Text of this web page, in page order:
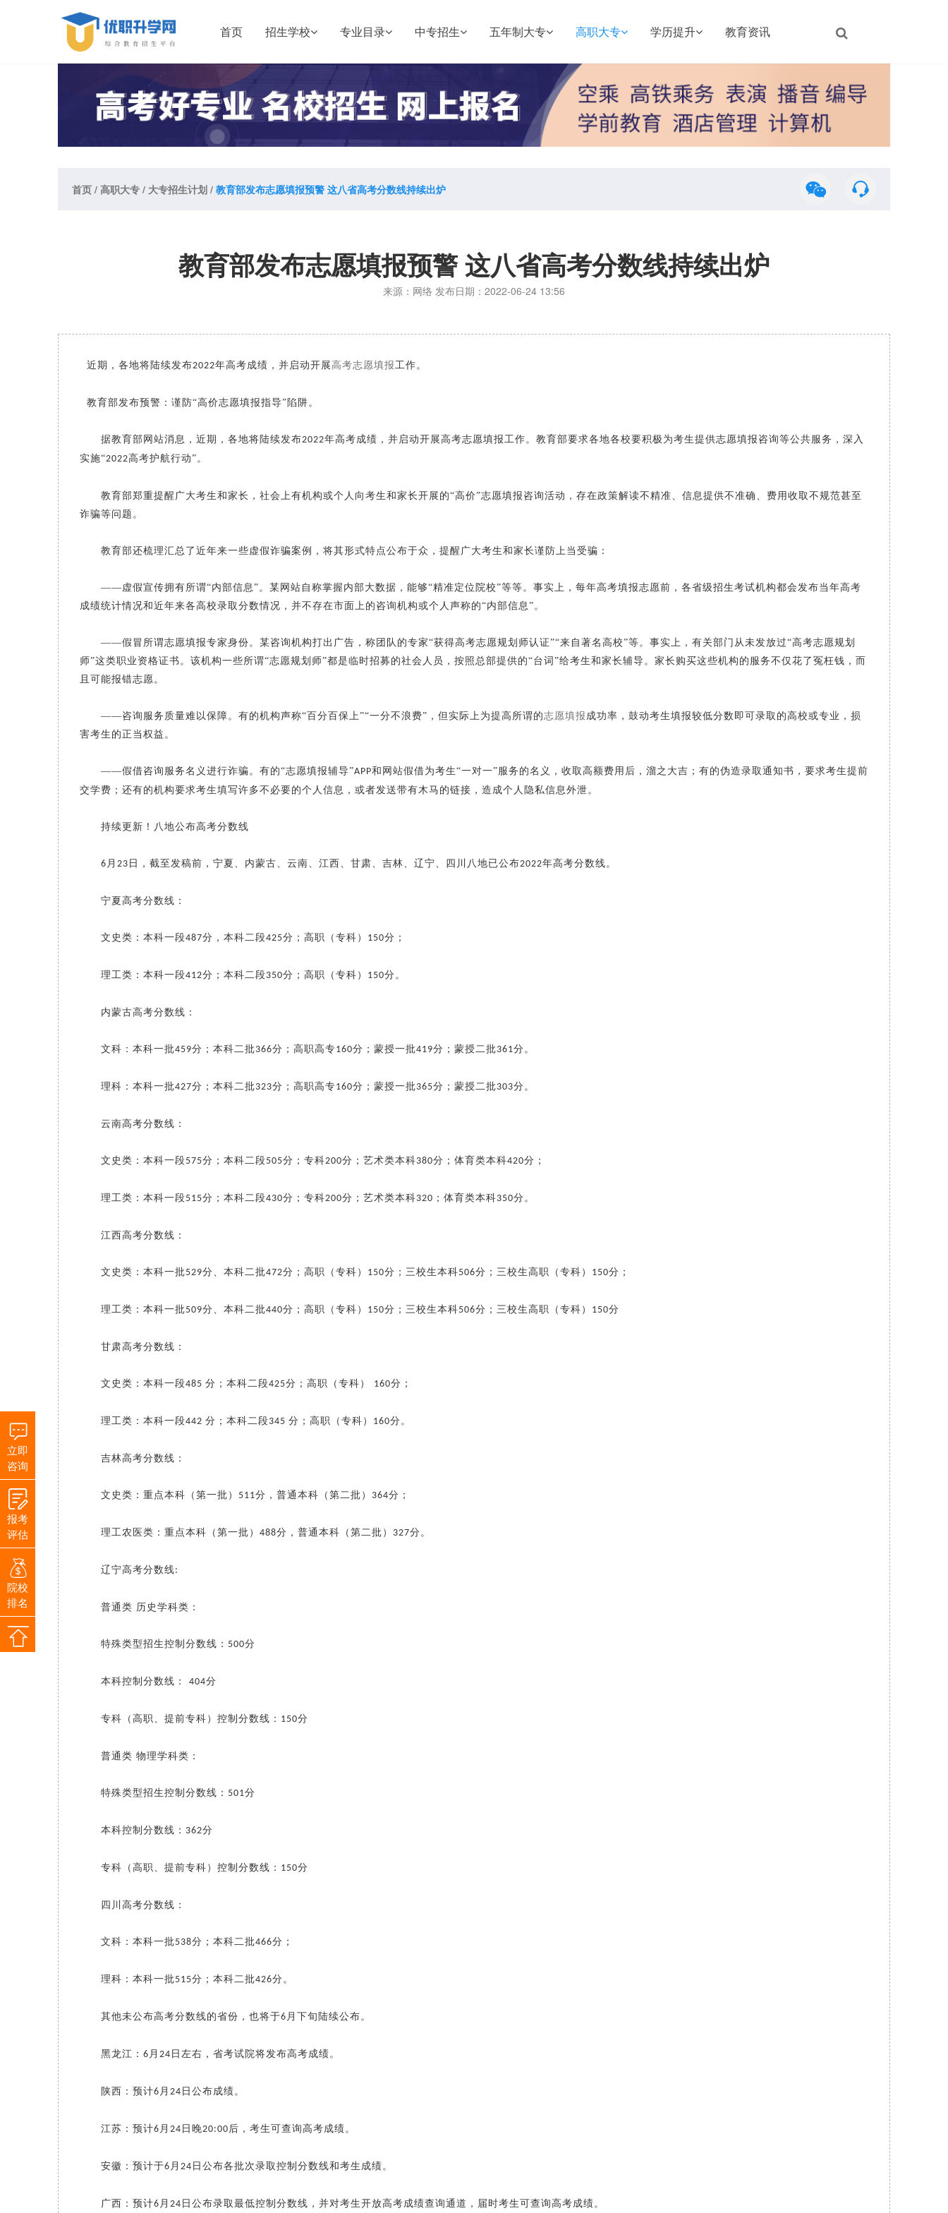
首页 招生学校 专业目录 中专招生 五年制大专 高职大专 学历提升 教育资讯
首页 / 高职大专 / 大专招生计划 / 教育部发布志愿填报预警 这八省高考分数线持续出炉
教育部发布志愿填报预警 这八省高考分数线持续出炉
来源：网络 发布日期：2022-06-24 13:56
近期，各地将陆续发布2022年高考成绩，并启动开展 高考志愿填报工作。
教育部发布预警：谨防“高价志愿填报指导”陷阱。
据教育部网站消息，近期，各地将陆续发布2022年高考成绩，并启动开展高考志愿填报工作。教育部要求各地各校要积极为考生提供志愿填报咨询等公共服务，深入
实施“2022高考护航行动”。
教育部郑重提醒广大考生和家长，社会上有机构或个人向考生和家长开展的“高价”志愿填报咨询活动，存在政策解读不精准、信息提供不准确、费用收取不规范甚至
诈骗等问题。
教育部还梳理汇总了近年来一些虚假诈骗案例，将其形式特点公布于众，提醒广大考生和家长谨防上当受骗：
——虚假宣传拥有所谓“内部信息”。某网站自称掌握内部大数据，能够“精准定位院校”等等。事实上，每年高考填报志愿前，各省级招生考试机构都会发布当年高考
成绩统计情况和近年来各高校录取分数情况，并不存在市面上的咨询机构或个人声称的“内部信息”。
——假冒所谓志愿填报专家身份。某咨询机构打出广告，称团队的专家“获得高考志愿规划师认证”“来自著名高校”等。事实上，有关部门从未发放过“高考志愿规划
师”这类职业资格证书。该机构一些所谓“志愿规划师”都是临时招募的社会人员，按照总部提供的“台词”给考生和家长辅导。家长购买这些机构的服务不仅花了冤枉钱，而
且可能报错志愿。
——咨询服务质量难以保障。有的机构声称“百分百保上”“一分不浪费”，但实际上为提高所谓的志愿填报 成功率，鼓动考生填报较低分数即可录取的高校或专业，损
害考生的正当权益。
——假借咨询服务名义进行诈骗。有的“志愿填报辅导”APP和网站假借为考生“一对一”服务的名义，收取高额费用后，溜之大吉；有的伪造录取通知书，要求考生提前
交学费；还有的机构要求考生填写许多不必要的个人信息，或者发送带有木马的链接，造成个人隐私信息外泄。
持续更新！八地公布高考分数线
6 月 23 日，截至发稿前，宁夏、内蒙古、云南、江西、甘肃、吉林、辽宁、四川八地已公布2022年高考分数线。
宁夏高考分数线：
文史类：本科一段487分，本科二段425分；高职（专科） 150分；
理工类：本科一段412分；本科二段350分；高职（专科） 150分。
内蒙古高考分数线：
文科：本科一批459分；本科二批366分；高职高专160分；蒙授一批419分；蒙授二批361分。
理科：本科一批427分；本科二批323分；高职高专160分；蒙授一批365分；蒙授二批303分。
云南高考分数线：
文史类：本科一段575分；本科二段505分；专科200分；艺术类本科380分；体育类本科420分；
理工类：本科一段515分；本科二段430分；专科200分；艺术类本科320 ；体育类本科350分。
江西高考分数线：
文史类：本科一批529分、本科二批472分；高职（专科） 150分；三校生本科506分；三校生高职（专科） 150分；
理工类：本科一批509分、本科二批440分；高职（专科） 150分；三校生本科506分；三校生高职（专科） 150分
甘肃高考分数线：
文史类：本科一段485 分；本科二段425分；高职（专科） 160分；
理工类：本科一段442 分；本科二段345 分；高职（专科） 160分。
吉林高考分数线：
文史类：重点本科（第一批） 511分，普通本科（第二批） 364分；
理工农医类：重点本科（第一批） 488分，普通本科（第二批） 327分。
辽宁高考分数线:
普通类 历史学科类：
特殊类型招生控制分数线： 500分
本科控制分数线： 404分
专科（高职、提前专科）控制分数线： 150分
普通类 物理学科类：
特殊类型招生控制分数线： 501分
本科控制分数线： 362分
专科（高职、提前专科）控制分数线： 150分
四川高考分数线：
文科：本科一批538分；本科二批466分；
理科：本科一批515分；本科二批426分。
其他未公布高考分数线的省份，也将于6 月下旬陆续公布。
黑龙江： 6 月 24 日左右，省考试院将发布高考成绩。
陕西：预计6 月 24 日公布成绩。
江苏：预计6 月 24 日晚20:00后，考生可查询高考成绩。
安徽：预计于6 月 24 日公布各批次录取控制分数线和考生成绩。
广西：预计6 月 24 日公布录取最低控制分数线，并对考生开放高考成绩查询通道，届时考生可查询高考成绩。
立即
咨询
报考
评估
院校
排名